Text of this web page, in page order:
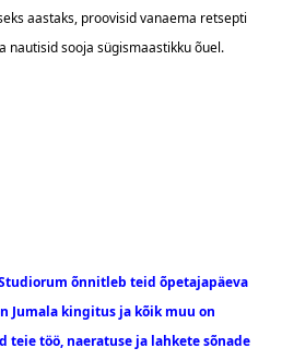
aastaks, proovisid vanaema retsepti
nautisid sooja sügismaastikku õuel.
õnnitleb teid õpetajapäeva
Jumala kingitus ja kõik muu on
teie töö, naeratuse ja lahkete sõnade